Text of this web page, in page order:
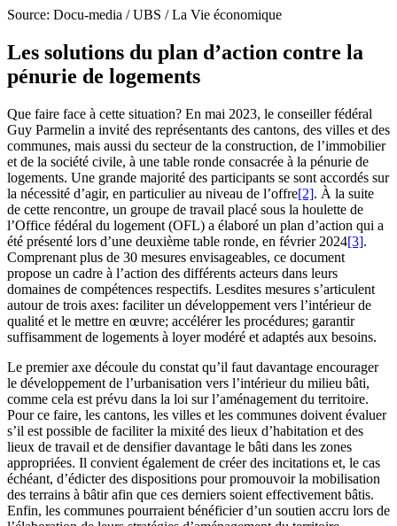
Source: Docu-media / UBS / La Vie économique
Les solutions du plan d’action contre la
pénurie de logements
Que faire face à cette situation? En mai 2023, le conseiller fédéral
Guy Parmelin a invité des représentants des cantons, des villes et des
communes, mais aussi du secteur de la construction, de l’immobilier
et de la société civile, à une table ronde consacrée à la pénurie de
logements. Une grande majorité des participants se sont accordés sur
la nécessité d’agir, en particulier au niveau de l’offre[2]. À la suite
de cette rencontre, un groupe de travail placé sous la houlette de
l’Office fédéral du logement (OFL) a élaboré un plan d’action qui a
été présenté lors d’une deuxième table ronde, en février 2024[3].
Comprenant plus de 30 mesures envisageables, ce document
propose un cadre à l’action des différents acteurs dans leurs
domaines de compétences respectifs. Lesdites mesures s’articulent
autour de trois axes: faciliter un développement vers l’intérieur de
qualité et le mettre en œuvre; accélérer les procédures; garantir
suffisamment de logements à loyer modéré et adaptés aux besoins.
Le premier axe découle du constat qu’il faut davantage encourager
le développement de l’urbanisation vers l’intérieur du milieu bâti,
comme cela est prévu dans la loi sur l’aménagement du territoire.
Pour ce faire, les cantons, les villes et les communes doivent évaluer
s’il est possible de faciliter la mixité des lieux d’habitation et des
lieux de travail et de densifier davantage le bâti dans les zones
appropriées. Il convient également de créer des incitations et, le cas
échéant, d’édicter des dispositions pour promouvoir la mobilisation
des terrains à bâtir afin que ces derniers soient effectivement bâtis.
Enfin, les communes pourraient bénéficier d’un soutien accru lors de